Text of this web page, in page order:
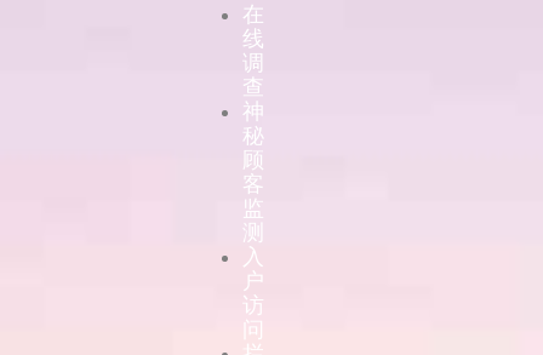
在
线
调
查
神
秘
顾
客
监
测
入
户
访
问